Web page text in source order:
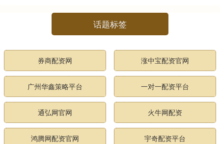
话题标签
券商配资网 涨中宝配资官网
广州华鑫策略平台 一对一配资平台
通弘网官网 火牛网配资
鸿腾网配资官网 宇奇配资平台